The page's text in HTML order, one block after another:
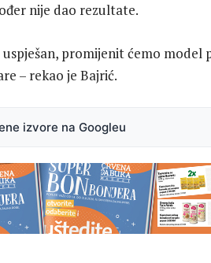
nije dao rezultate.
promijenit ćemo model
– rekao je Bajrić.
izvore na Googleu